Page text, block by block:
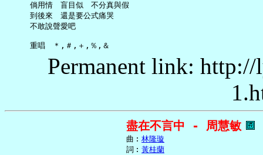
     倘用情　盲目似　不分真與假
     到後來　還是要公式痛哭
     不敢說聲愛吧
Permanent link:
盡在不言中 - 周慧敏
     曲︰
林隆璇
     詞︰
黃桂蘭